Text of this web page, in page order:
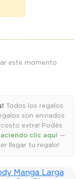
este momento
Todos los regalos
son enviados
extra! Podés
clic aquí —
llegar tu regalo!